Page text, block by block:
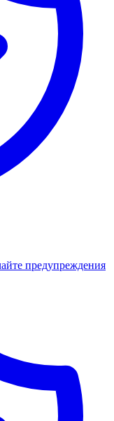
предупреждения